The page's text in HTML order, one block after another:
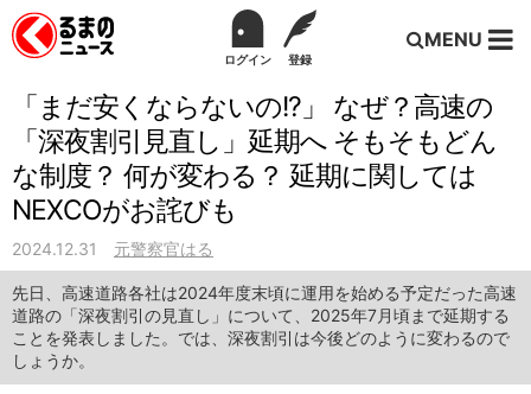
ログイン 登録
MENU
「まだ安くならないの!?」 なぜ？高速の
「深夜割引見直し」延期へ そもそもどん
な制度？ 何が変わる？ 延期に関しては
NEXCOがお詫びも
2024.12.31 元警察官はる
先日、高速道路各社は2024年度末頃に運用を始める予定だった高速
道路の「深夜割引の見直し」について、2025年7月頃まで延期する
ことを発表しました。では、深夜割引は今後どのように変わるので
しょうか。